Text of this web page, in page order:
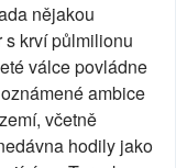
nějakou
s krví půlmilionu
válce povládne
ambice
včetně
hodily jako